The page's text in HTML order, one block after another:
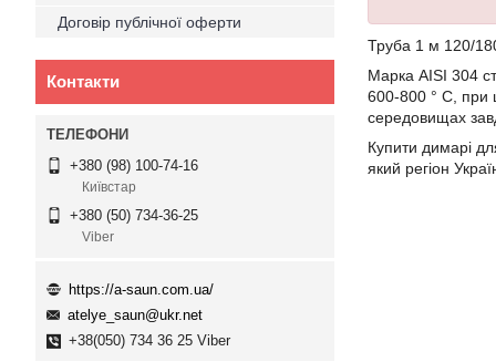
Труба 1 м 120/
Марка AISI 304
600-800 ° С, при
середовищах
Купити димарі
який регіон
Договір публічної оферти
Контакти
+380 (98) 100-74-16
Київстар
+380 (50) 734-36-25
Viber
https://a-saun.com.ua/
atelye_saun@ukr.net
+38(050) 734 36 25 Viber